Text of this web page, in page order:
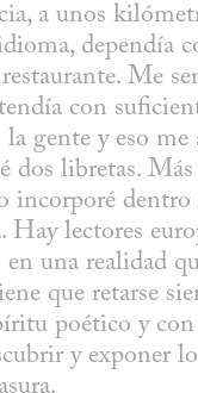
a unos
dependía
Me
con
gente y eso me
dos libretas.
incorporé dentro
Hay lectores
una realidad
que retarse
poético y
y exponer